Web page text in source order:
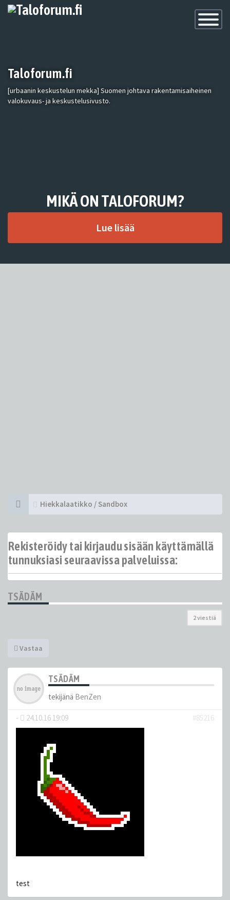
Toggle
Taloforum.fi
[urbaanin keskustelun mekka] Suomen johtava rakentamisaiheinen
valokuvaus- ja keskustelusivusto.
MIKÄ ON TALOFORUM?
Lue lisää
Hiekkalaatikko / Sandbox
Rekisteröidy tai kirjaudu sisään käyttämällä
tunnuksiasi seuraavissa palveluissa:
TSÄDÄM
2 viestiä
Vastaa
TSÄDÄM
tekijänä BenZen
- 24.10.16 19:09 #85216
test